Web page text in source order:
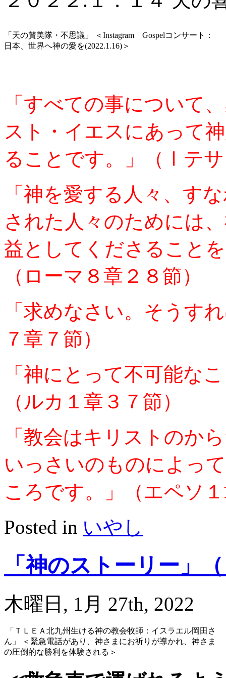
「天の賛美隊・不思議」 ＜Instagram Gospelコンサート：
日本、世界へ神の愛を(2022.1.16)＞
「すべての事について
スト・イエスにあって
ることです。」（Ⅰテ
「神を愛する人々、す
された人々のためには
益としてくださること
（ローマ８章２８節）
「求めなさい。そうす
７章７節）
「神にとって不可能な
（ルカ１章３７節）
「教会はキリストのか
いっさいのものによっ
ころです。」（エペソ
Posted in いやし
「神のストーリー」
木曜日, 1月 27th, 2022
「ＴＬＥＡ北九州生ける神の教会牧師：イスラエル岡田さ
ん」 ＜緊急電話があり、神さまにお祈りが導かれ、神さま
の圧倒的な勝利を体験される＞